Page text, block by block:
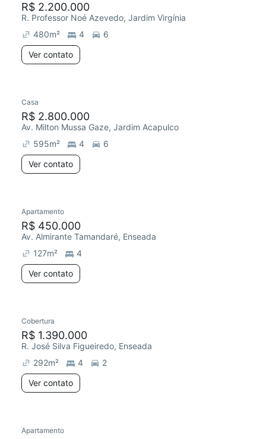
R$ 2.200.000
R. Professor Noé Azevedo, Jardim Virgínia
480m² 4
6
Ver contato
Casa
R$ 2.800.000
Av. Milton Mussa Gaze, Jardim Acapulco
595m² 4
6
Ver contato
Apartamento
R$ 450.000
Av. Almirante Tamandaré, Enseada
127m²
4
Ver contato
Cobertura
R$ 1.390.000
R. José Silva Figueiredo, Enseada
292m² 4
2
Ver contato
Apartamento